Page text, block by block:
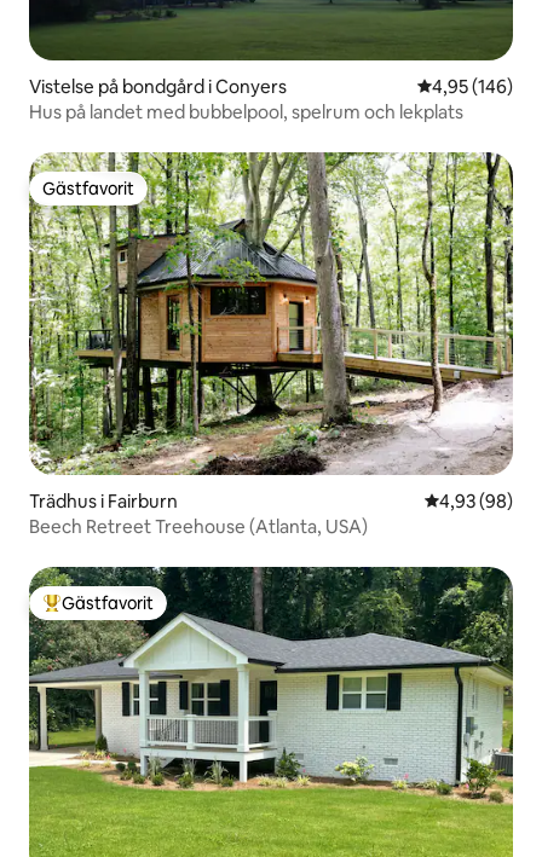
Vistelse på bondgård i Conyers 4,95 av 5 i
4,95 (146)
Hus på landet med bubbelpool, spelrum och lekplats
Gästfavorit
Gästfavorit
Trädhus i Fairburn 4,93 av 5 i
4,93 (98)
Beech Retreet Treehouse (Atlanta, USA)
Populär gästfavorit
Gästfavorit